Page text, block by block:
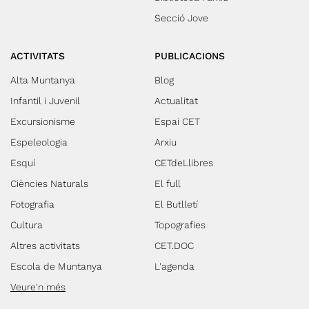
Secció Jove
ACTIVITATS
Alta Muntanya
Infantil i Juvenil
Excursionisme
Espeleologia
Esquí
Ciències Naturals
Fotografia
Cultura
Altres activitats
Escola de Muntanya
Veure'n més
PUBLICACIONS
Blog
Actualitat
Espai CET
Arxiu
CETdeLlibres
El full
El Butlletí
Topografies
CET.DOC
L'agenda